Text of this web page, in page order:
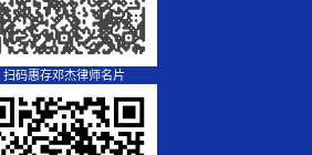
扫码惠存邓杰律师名片